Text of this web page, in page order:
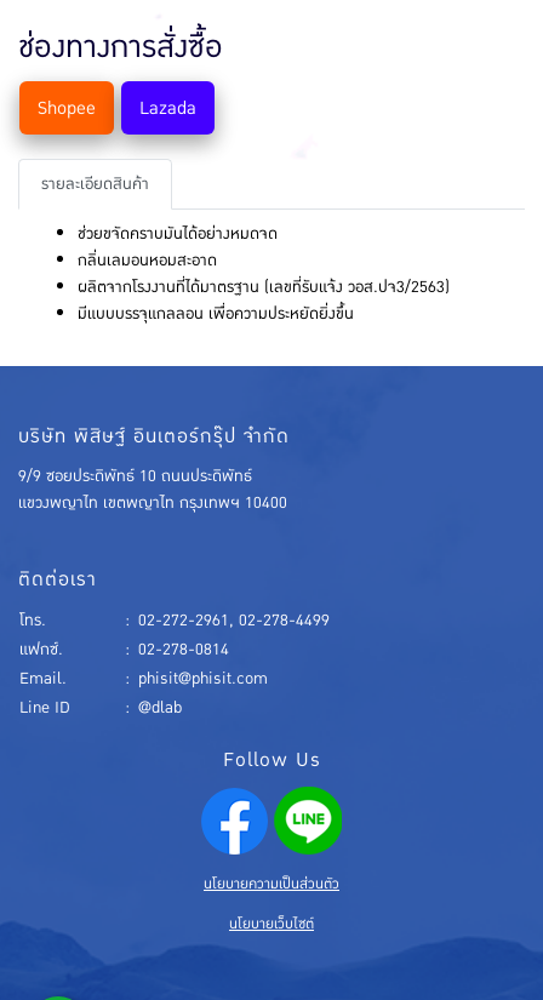
ช่องทางการสั่งซื้อ
Shopee Lazada
รายละเอียดสินค้า
ช่วยขจัดคราบมันได้อย่างหมดจด
กลิ่นเลมอนหอมสะอาด
ผลิตจากโรงงานที่ได้มาตรฐาน (เลขที่รับแจ้ง วอส.ปจ3/2563)
มีแบบบรรจุแกลลอน เพื่อความประหยัดยิ่งขึ้น
บริษัท พิสิษฐ์ อินเตอร์กรุ๊ป จำกัด
9/9 ซอยประดิพัทธ์ 10 ถนนประดิพัทธ์
แขวงพญาไท เขตพญาไท กรุงเทพฯ 10400
ติดต่อเรา
โทร. : 02-272-2961, 02-278-4499
แฟกซ์.
: 02-278-0814
Email.
: phisit@phisit.com
Line ID
: @dlab
Follow Us
นโยบายความเป็นส่วนตัว
นโยบายเว็บไซต์